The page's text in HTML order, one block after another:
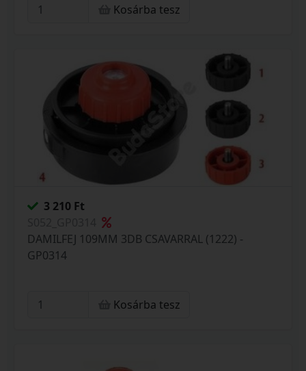
Kosárba tesz
3 210 Ft
DAMILFEJ 109MM 3DB CSAVARRAL (1222) -
GP0314
Kosárba tesz